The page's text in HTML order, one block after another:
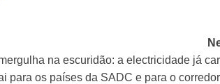
na escuridão: a electricidade já
para os países da SADC e para o